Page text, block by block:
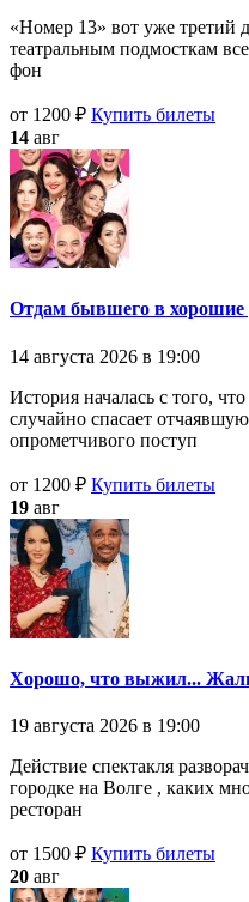
«Номер 13» вот уже третий
театральным подмосткам
фон
от 1200 ₽ Купить билеты
14 авг
Отдам бывшего в хорошие
14 августа 2026 в 19:00
История началась с того,
случайно спасает
опрометчивого поступ
от 1200 ₽ Купить билеты
19 авг
Хорошо, что выжил...
19 августа 2026 в 19:00
Действие спектакля
городке на Волге , каких
ресторан
от 1500 ₽ Купить билеты
20 авг